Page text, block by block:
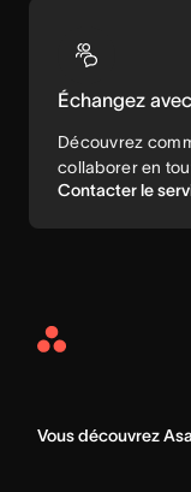
Échangez
Découvrez
collaborer en
Contacter le
Asana
Vous découvrez